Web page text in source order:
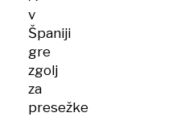
v
Španiji
gre
zgolj
za
presežke